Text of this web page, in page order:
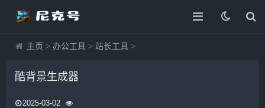
主页 > 办公工具 > 站长工具 >
酷背景生成器
2025-03-02